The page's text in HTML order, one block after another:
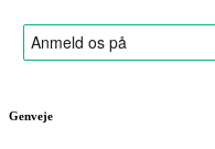
Genveje